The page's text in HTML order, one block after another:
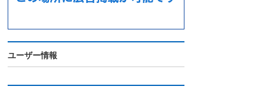
ユーザー情報